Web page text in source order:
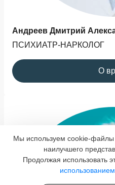
Андреев Дмитрий
ПСИХИАТР-НАРКОЛОГ
О
Мы используем cookie-файлы
наилучшего
Продолжая использовать